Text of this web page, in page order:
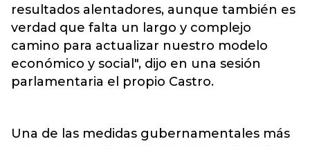
resultados alentadores, aunque también es
verdad que falta un largo y complejo
camino para actualizar nuestro modelo
económico y social", dijo en una sesión
parlamentaria el propio Castro.
Una de las medidas gubernamentales más